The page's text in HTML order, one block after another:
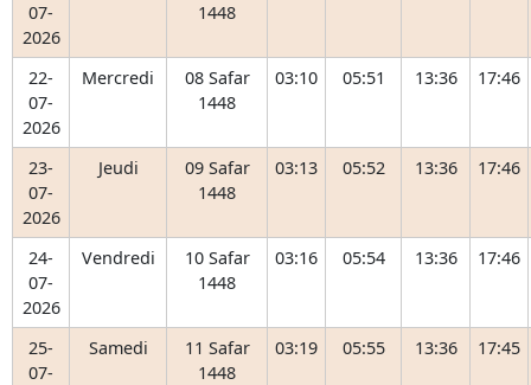
07-
2026
1448
22-
07-
2026
Mercredi
08 Safar
1448
03:10 05:51 13:36 17:46
23-
07-
2026
Jeudi
09 Safar
1448
03:13 05:52 13:36 17:46
24-
07-
2026
Vendredi
10 Safar
1448
03:16 05:54 13:36 17:46
25-
07-
Samedi
11 Safar
1448
03:19 05:55 13:36 17:45